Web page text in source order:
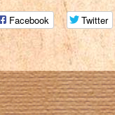
Facebook Twitter